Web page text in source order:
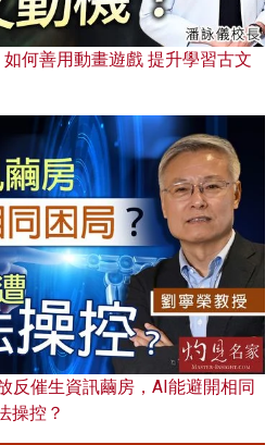
何善用動畫遊戲 提升學習古文
反催生資訊繭房，AI能避開相同
操控？